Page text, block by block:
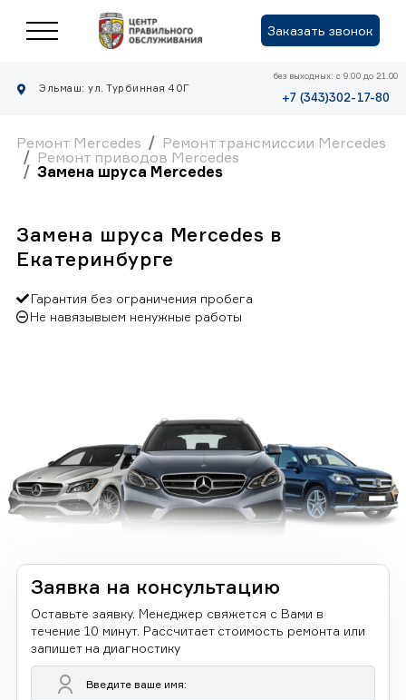
Заказать звонок
Эльмаш: ул. Турбинная 40Г
без выходных: с 9.00 до 21.00
+7 (343)302-17-80
Ремонт Mercedes
Ремонт трансмиссии Mercedes
Ремонт приводов Mercedes
Замена шруса Mercedes
Замена шруса Mercedes в
Екатеринбурге
Гарантия без ограничения пробега
Не навязывыем ненужные работы
Заявка на консультацию
Оставьте заявку. Менеджер свяжется с Вами в
течение 10 минут. Рассчитает стоимость ремонта или
запишет на диагностику